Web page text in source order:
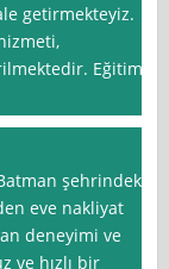
getirmekteyiz.
Eğitimli
şehrindeki
eve nakliyat
deneyimi ve
ve hızlı bir